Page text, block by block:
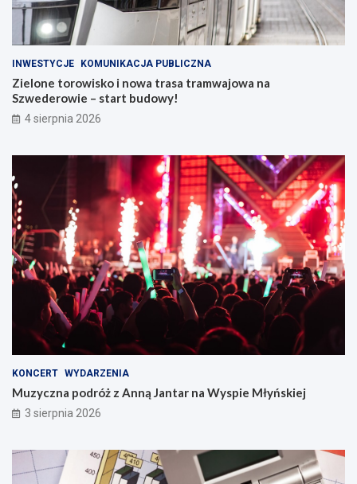
INWESTYCJE KOMUNIKACJA PUBLICZNA
Zielone torowisko i nowa trasa tramwajowa na
Szwederowie – start budowy!
4 sierpnia 2026
KONCERT WYDARZENIA
Muzyczna podróż z Anną Jantar na Wyspie Młyńskiej
3 sierpnia 2026